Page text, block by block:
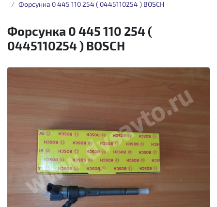
Форсунка 0 445 110 254 ( 0445110254 ) BOSCH
Форсунка 0 445 110 254 (
0445110254 ) BOSCH